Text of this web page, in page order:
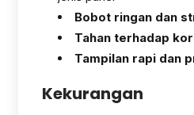
Bobot ringan dan
Tahan terhadap
Tampilan rapi dan
Kekurangan